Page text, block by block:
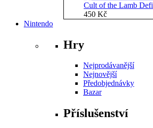
Cult of the Lamb
450 Kč
Nintendo
Hry
Nejprodávanější
Nejnovější
Předobjednávky
Bazar
Příslušenství